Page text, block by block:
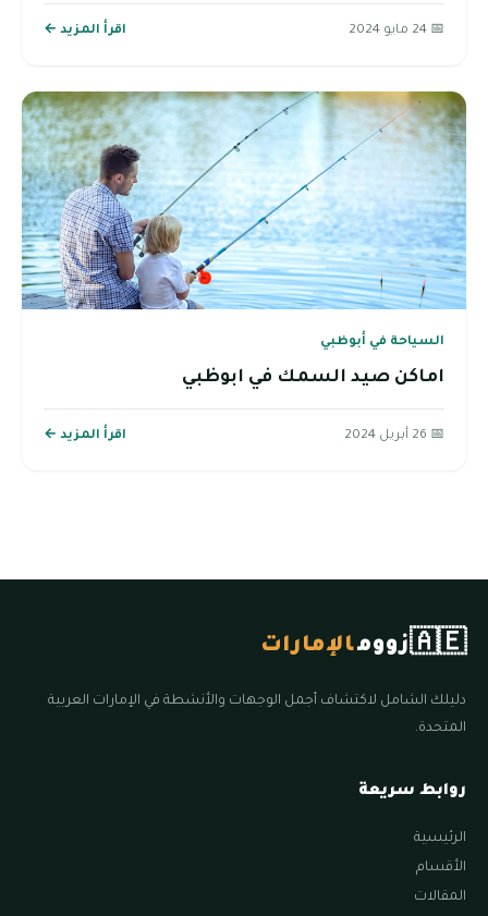
📅 24 مايو 2024 اقرأ المزيد ←
السياحة في أبوظبي
اماكن صيد السمك في ابوظبي
📅 26 أبريل 2024 اقرأ المزيد ←
🇦🇪زوومالإمارات
دليلك الشامل لاكتشاف أجمل الوجهات والأنشطة في الإمارات العربية
المتحدة.
روابط سريعة
الرئيسية
الأقسام
المقالات